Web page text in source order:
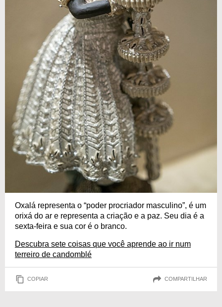
Oxalá representa o “poder procriador masculino”, é um
orixá do ar e representa a criação e a paz. Seu dia é a
sexta-feira e sua cor é o branco.
Descubra sete coisas que você aprende ao ir num
terreiro de candomblé
COPIAR COMPARTILHAR